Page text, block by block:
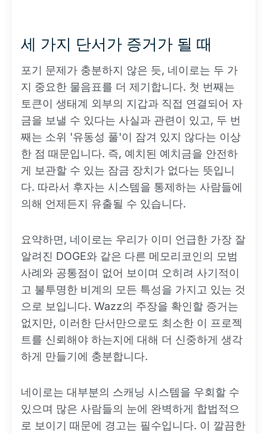
세 가지 단서가 증거가 될 때
포기 문제가 충분하지 않은 듯, 네이로는 두 가
지 중요한 물음표를 더 제기합니다. 첫 번째는
토큰이 생태계 외부의 지갑과 직접 연결되어 자
금을 보낼 수 있다는 사실과 관련이 있고, 두 번
째는 소위 '유동성 풀'이 잠겨 있지 않다는 이상
한 점 때문입니다. 즉, 예치된 예치금을 안전하
게 보관할 수 있는 잠금 장치가 없다는 뜻입니
다. 따라서 후자는 시스템을 통제하는 사람들에
의해 언제든지 유출될 수 있습니다.
요약하면, 네이로는 우리가 이미 언급한 가장 잘
알려진 DOGE와 같은 다른 메모리코인의 모범
사례와 공통점이 없어 보이며 오히려 사기적이
고 불투명한 비계의 모든 특성을 가지고 있는 것
으로 보입니다. Wazz의 주장을 확인할 증거는
없지만, 이러한 단서만으로도 최소한 이 프로젝
트를 신뢰해야 하는지에 대해 더 신중하게 생각
하게 만들기에 충분합니다.
네이로는 대부분의 스캐닝 시스템을 우회할 수
있으며 많은 사람들의 눈에 완벽하게 합법적으
로 보이기 때문에 경고는 필수입니다. 이 깔끔한